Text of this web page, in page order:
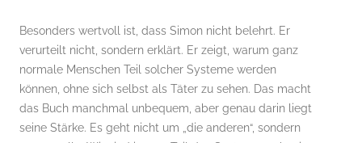
Besonders wertvoll ist, dass Simon nicht belehrt. Er
verurteilt nicht, sondern erklärt. Er zeigt, warum ganz
normale Menschen Teil solcher Systeme werden
können, ohne sich selbst als Täter zu sehen. Das macht
das Buch manchmal unbequem, aber genau darin liegt
seine Stärke. Es geht nicht um „die anderen“, sondern